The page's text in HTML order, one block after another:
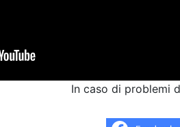
In caso di problemi